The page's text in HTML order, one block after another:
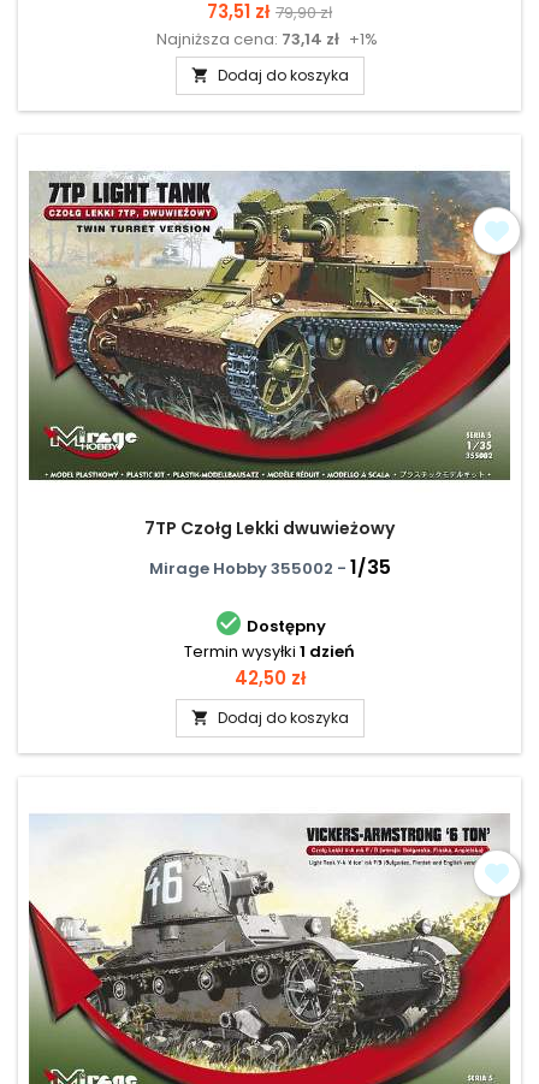
Cena
73,51 zł Cena
podstawowa
79,90 zł
Najniższa cena: 73,14 zł +1%
 Dodaj do koszyka
7TP Czołg Lekki dwuwieżowy
Mirage Hobby 355002 - 1/35
 Dostępny
Termin wysyłki 1 dzień
Cena
42,50 zł
 Dodaj do koszyka